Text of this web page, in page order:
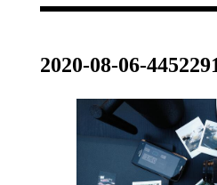
2020-08-06-